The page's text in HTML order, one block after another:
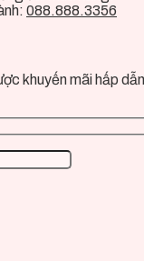
088.888.3356
khuyến mãi hấp dẫn